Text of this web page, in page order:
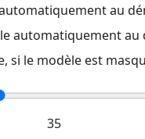
au
automatiquement au
si le modèle est